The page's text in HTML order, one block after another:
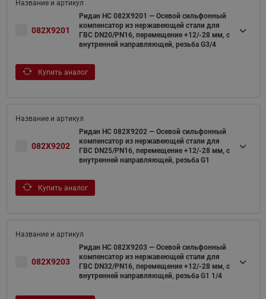
082X9201
Ридан НС 082X9201 — Осевой сильфонный
компенсатор из нержавеющей стали для
ГВС DN20/PN16, перемещение +12/-28 мм, с
внутренней направляющей, резьба G3/4
Купить аналог
082X9202
Ридан НС 082X9202 — Осевой сильфонный
компенсатор из нержавеющей стали для
ГВС DN25/PN16, перемещение +12/-28 мм, с
внутренней направляющей, резьба G1
Купить аналог
082X9203
Ридан НС 082X9203 — Осевой сильфонный
компенсатор из нержавеющей стали для
ГВС DN32/PN16, перемещение +12/-28 мм, с
внутренней направляющей, резьба G1 1/4